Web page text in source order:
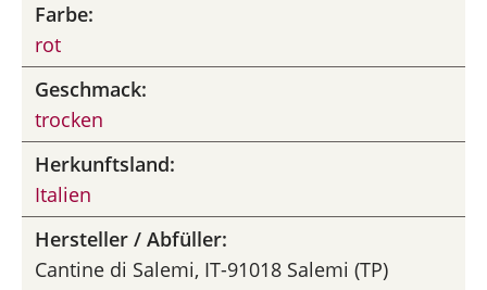
Farbe:
rot
Geschmack:
trocken
Herkunftsland:
Italien
Hersteller / Abfüller:
Cantine di Salemi, IT-91018 Salemi (TP)